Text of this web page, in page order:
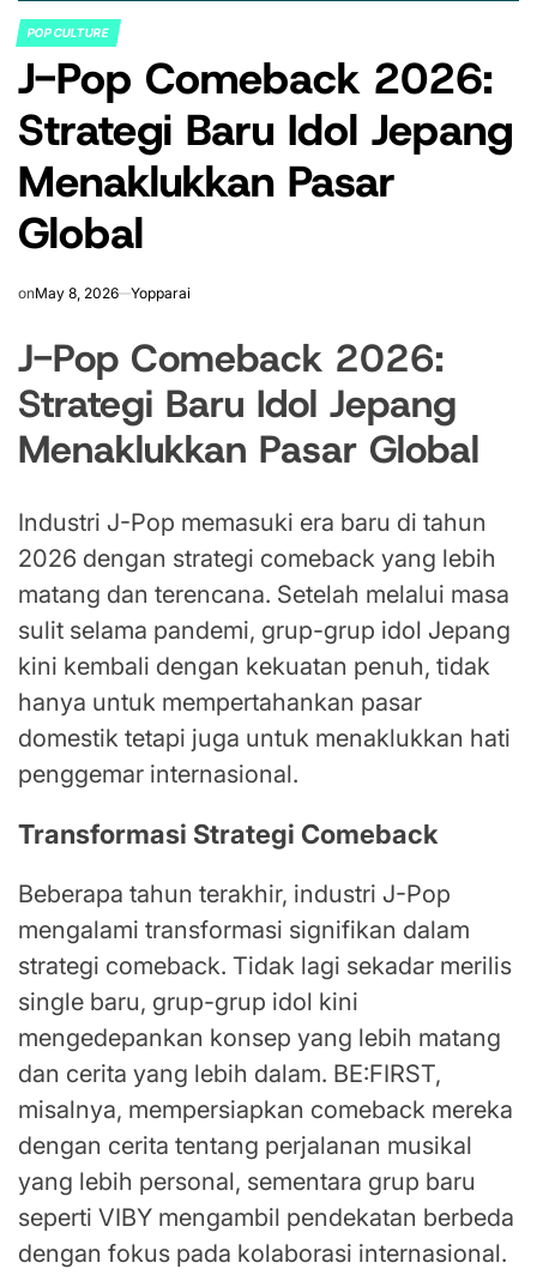
POSTED
IN
POP CULTURE
J-Pop Comeback 2026:
Strategi Baru Idol Jepang
Menaklukkan Pasar
Global
onMay 8, 2026 Yopparai
J-Pop Comeback 2026:
Strategi Baru Idol Jepang
Menaklukkan Pasar Global
Industri J-Pop memasuki era baru di tahun
2026 dengan strategi comeback yang lebih
matang dan terencana. Setelah melalui masa
sulit selama pandemi, grup-grup idol Jepang
kini kembali dengan kekuatan penuh, tidak
hanya untuk mempertahankan pasar
domestik tetapi juga untuk menaklukkan hati
penggemar internasional.
Transformasi Strategi Comeback
Beberapa tahun terakhir, industri J-Pop
mengalami transformasi signifikan dalam
strategi comeback. Tidak lagi sekadar merilis
single baru, grup-grup idol kini
mengedepankan konsep yang lebih matang
dan cerita yang lebih dalam. BE:FIRST,
misalnya, mempersiapkan comeback mereka
dengan cerita tentang perjalanan musikal
yang lebih personal, sementara grup baru
seperti VIBY mengambil pendekatan berbeda
dengan fokus pada kolaborasi internasional.